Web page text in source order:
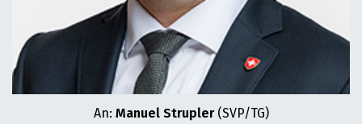
An: Manuel Strupler(SVP/TG)